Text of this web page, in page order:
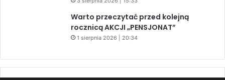
Warto przeczytać przed kolejną
rocznicą AKCJI „PENSJONAT”
1 sierpnia 2026 | 20:34